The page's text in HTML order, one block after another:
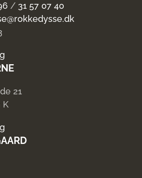
/ 31 57 07 40
21
K